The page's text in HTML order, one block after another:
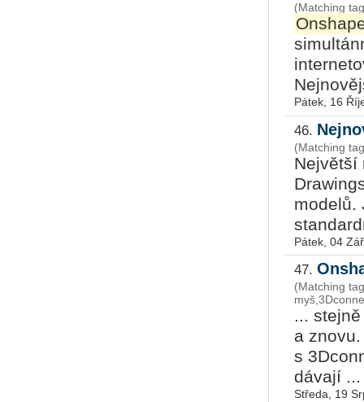
(Matching
Pátek, 16
46.
(Matching
Největší
modelů.
Pátek, 04
47.
(Matching
...
a
s
dávají ...
Středa, 19